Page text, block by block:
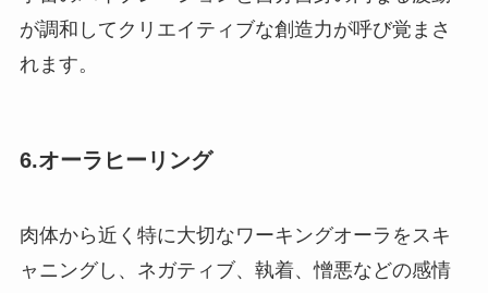
が調和してクリエイティブな創造力が呼び覚まさ
れます。
6.オーラヒーリング
肉体から近く特に大切なワーキングオーラをスキ
ャニングし、ネガティブ、執着、憎悪などの感情